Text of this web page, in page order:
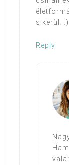
sikerül. :)
Reply